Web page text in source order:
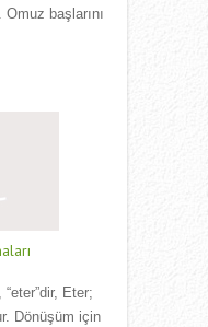
başlarını
Eter;
Dönüşüm için